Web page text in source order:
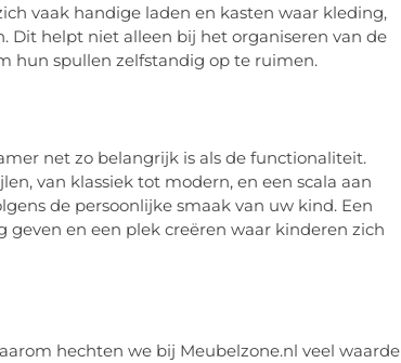
vaak handige laden en kasten waar kleding,
Dit helpt niet alleen bij het organiseren van de
hun spullen zelfstandig op te ruimen.
net zo belangrijk is als de functionaliteit.
van klassiek tot modern, en een scala aan
de persoonlijke smaak van uw kind. Een
en een plek creëren waar kinderen zich
hechten we bij Meubelzone.nl veel waarde